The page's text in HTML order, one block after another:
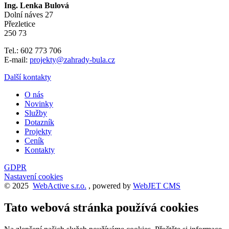
Ing. Lenka Bulová
Dolní náves 27
Přezletice
250 73
Tel.: 602 773 706
E-mail: projekty@zahrady-bula.cz
Další kontakty
O nás
Novinky
Služby
Dotazník
Projekty
Ceník
Kontakty
GDPR
Nastavení cookies
© 2025 WebActive s.r.o. , powered by WebJET CMS
Tato webová stránka používá cookies